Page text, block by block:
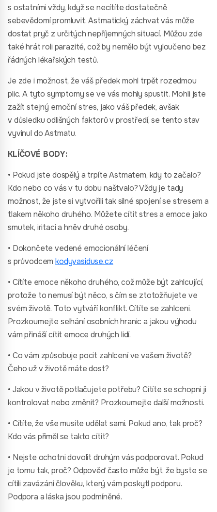
s ostatními vždy, když se necítíte dostatečně
sebevědomí promluvit. Astmatický záchvat vás může
dostat pryč z určitých nepříjemných situací. Můžou zde
také hrát roli parazité, což by nemělo být vyloučeno bez
řádných lékařských testů.
Je zde i možnost, že váš předek mohl trpět rozedmou
plic. A tyto symptomy se ve vás mohly spustit. Mohli jste
zažít stejný emoční stres, jako váš předek, avšak
v důsledku odlišných faktorů v prostředí, se tento stav
vyvinul do Astmatu.
KLÍČOVÉ BODY:
• Pokud jste dospělý a trpíte Astmatem, kdy to začalo?
Kdo nebo co vás v tu dobu naštvalo? Vždy je tady
možnost, že jste si vytvořili tak silné spojení se stresem a
tlakem někoho druhého. Můžete cítit stres a emoce jako
smutek, iritaci a hněv druhé osoby.
• Dokončete vedené emocionální léčení
s průvodcemkodyvasiduse.cz
• Cítíte emoce někoho druhého, což může být zahlcující,
protože to nemusí být něco, s čím se ztotožňujete ve
svém životě. Toto vytváří konflikt. Cítíte se zahlceni.
Prozkoumejte selhání osobních hranic a jakou výhodu
vám přináší cítit emoce druhých lidí.
• Co vám způsobuje pocit zahlcení ve vašem životě?
Čeho už v životě máte dost?
• Jakou v životě potlačujete potřebu? Cítíte se schopni ji
kontrolovat nebo změnit? Prozkoumejte další možnosti.
• Cítíte, že vše musíte udělat sami. Pokud ano, tak proč?
Kdo vás přiměl se takto cítit?
• Nejste ochotni dovolit druhým vás podporovat. Pokud
je tomu tak, proč? Odpověď často může být, že byste se
cítili zavázáni člověku, který vám poskytl podporu.
Podpora a láska jsou podmíněné.